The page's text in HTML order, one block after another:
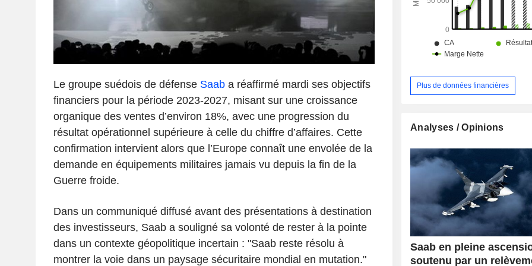
Le groupe suédois de défense Saaba réaffirmé mardi ses objectifs
financiers pour la période 2023-2027, misant sur une croissance
organique des ventes d’environ 18%, avec une progression du
résultat opérationnel supérieure à celle du chiffre d’affaires. Cette
confirmation intervient alors que l’Europe connaît une envolée de la
demande en équipements militaires jamais vu depuis la fin de la
Guerre froide.
Dans un communiqué diffusé avant des présentations à destination
des investisseurs, Saab a souligné sa volonté de rester à la pointe
dans un contexte géopolitique incertain : "Saab reste résolu à
montrer la voie dans un paysage sécuritaire mondial en mutation."
l'information, de communications,
technique, de logistique, etc., et
conseil technologique dans les
l'aviation, de la
télécommunications, etc. ; - autres (1,1%). La
Suède (41,1%), Europe (25,8%),
Nord (8,9%), Asie (7,4%),
Plus de données financières
Analyses / Opinions
Saab en pleine
soutenu par un